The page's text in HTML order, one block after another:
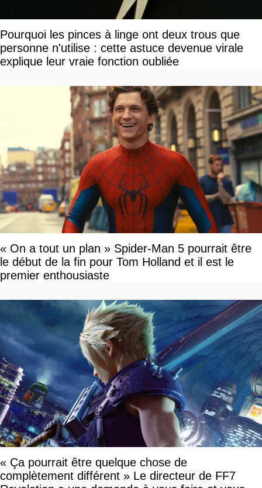
Pourquoi les pinces à linge ont deux trous que
personne n'utilise : cette astuce devenue virale
explique leur vraie fonction oubliée
« On a tout un plan » Spider-Man 5 pourrait être
le début de la fin pour Tom Holland et il est le
premier enthousiaste
« Ça pourrait être quelque chose de
complètement différent » Le directeur de FF7